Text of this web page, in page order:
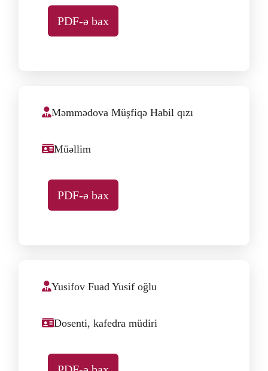
PDF-ə bax
Məmmədova Müşfiqə Habil qızı
Müəllim
PDF-ə bax
Yusifov Fuad Yusif oğlu
Dosenti, kafedra müdiri